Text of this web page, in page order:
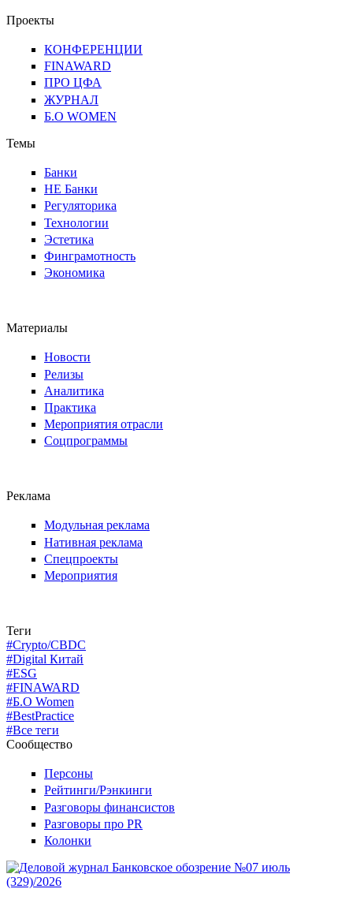
Проекты
КОНФЕРЕНЦИИ
FINAWARD
ПРО ЦФА
ЖУРНАЛ
Б.О WOMEN
Темы
Банки
НЕ Банки
Регуляторика
Технологии
Эстетика
Финграмотность
Экономика
Материалы
Новости
Релизы
Аналитика
Практика
Мероприятия отрасли
Соцпрограммы
Реклама
Модульная реклама
Нативная реклама
Спецпроекты
Мероприятия
Теги
#Crypto/CBDC
#Digital Китай
#ESG
#FINAWARD
#Б.О Women
#BestPractice
#Все теги
Сообщество
Персоны
Рейтинги/Рэнкинги
Разговоры финансистов
Разговоры про PR
Колонки